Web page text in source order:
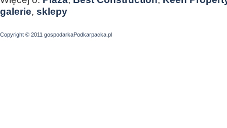
galerie, sklepy
Copyright © 2011 gospodarkaPodkarpacka.pl